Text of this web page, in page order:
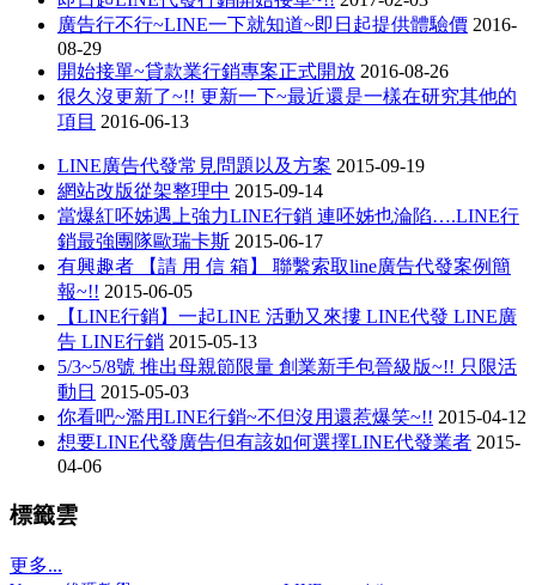
廣告行不行~LINE一下就知道~即日起提供體驗價 2016-
08-29
開始接單~貸款業行銷專案正式開放 2016-08-26
很久沒更新了~!! 更新一下~最近還是一樣在研究其他的
項目 2016-06-13
LINE廣告代發常見問題以及方案 2015-09-19
網站改版從架整理中 2015-09-14
當爆紅呸姊遇上強力LINE行銷 連呸姊也淪陷….LINE行
銷最強團隊歐瑞卡斯 2015-06-17
有興趣者 【請 用 信 箱】 聯繫索取line廣告代發案例簡
報~!! 2015-06-05
【LINE行銷】一起LINE 活動又來摟 LINE代發 LINE廣
告 LINE行銷 2015-05-13
5/3~5/8號 推出母親節限量 創業新手包晉級版~!! 只限活
動日 2015-05-03
你看吧~濫用LINE行銷~不但沒用還惹爆笑~!! 2015-04-12
想要LINE代發廣告但有該如何選擇LINE代發業者 2015-
04-06
標籤雲
更多...